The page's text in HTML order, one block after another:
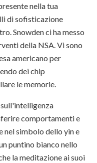
nella tua
di sofisticazione
Snowden ci ha messo
della NSA. Vi sono
americano per
dei chip
le memorie.
comportamenti e
simbolo dello yin e
puntino bianco nello
la meditazione ai suoi